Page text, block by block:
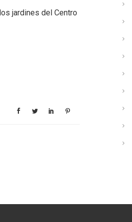
jardines del Centro